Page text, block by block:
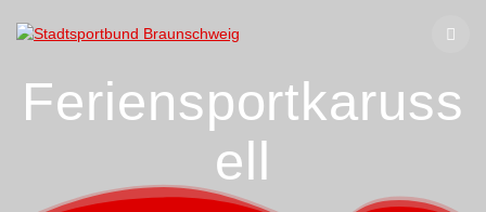
Feriensportkaruss
ell